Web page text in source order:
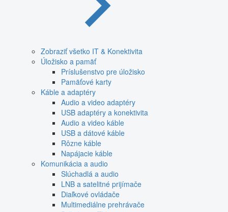
Zobraziť všetko IT & Konektivita
Úložisko a pamäť
Príslušenstvo pre úložisko
Pamäťové karty
Káble a adaptéry
Audio a video adaptéry
USB adaptéry a konektivita
Audio a video káble
USB a dátové káble
Rôzne káble
Napájacie káble
Komunikácia a audio
Slúchadlá a audio
LNB a satelitné prijímače
Diaľkové ovládače
Multimediálne prehrávače